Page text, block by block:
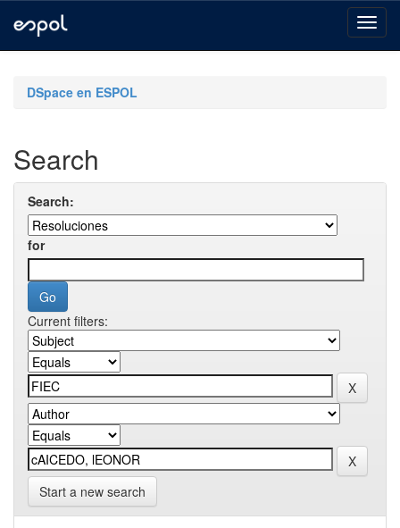
navigationDSpace en ESPOL
Search
Search:
for
Current filters:
Start a new search